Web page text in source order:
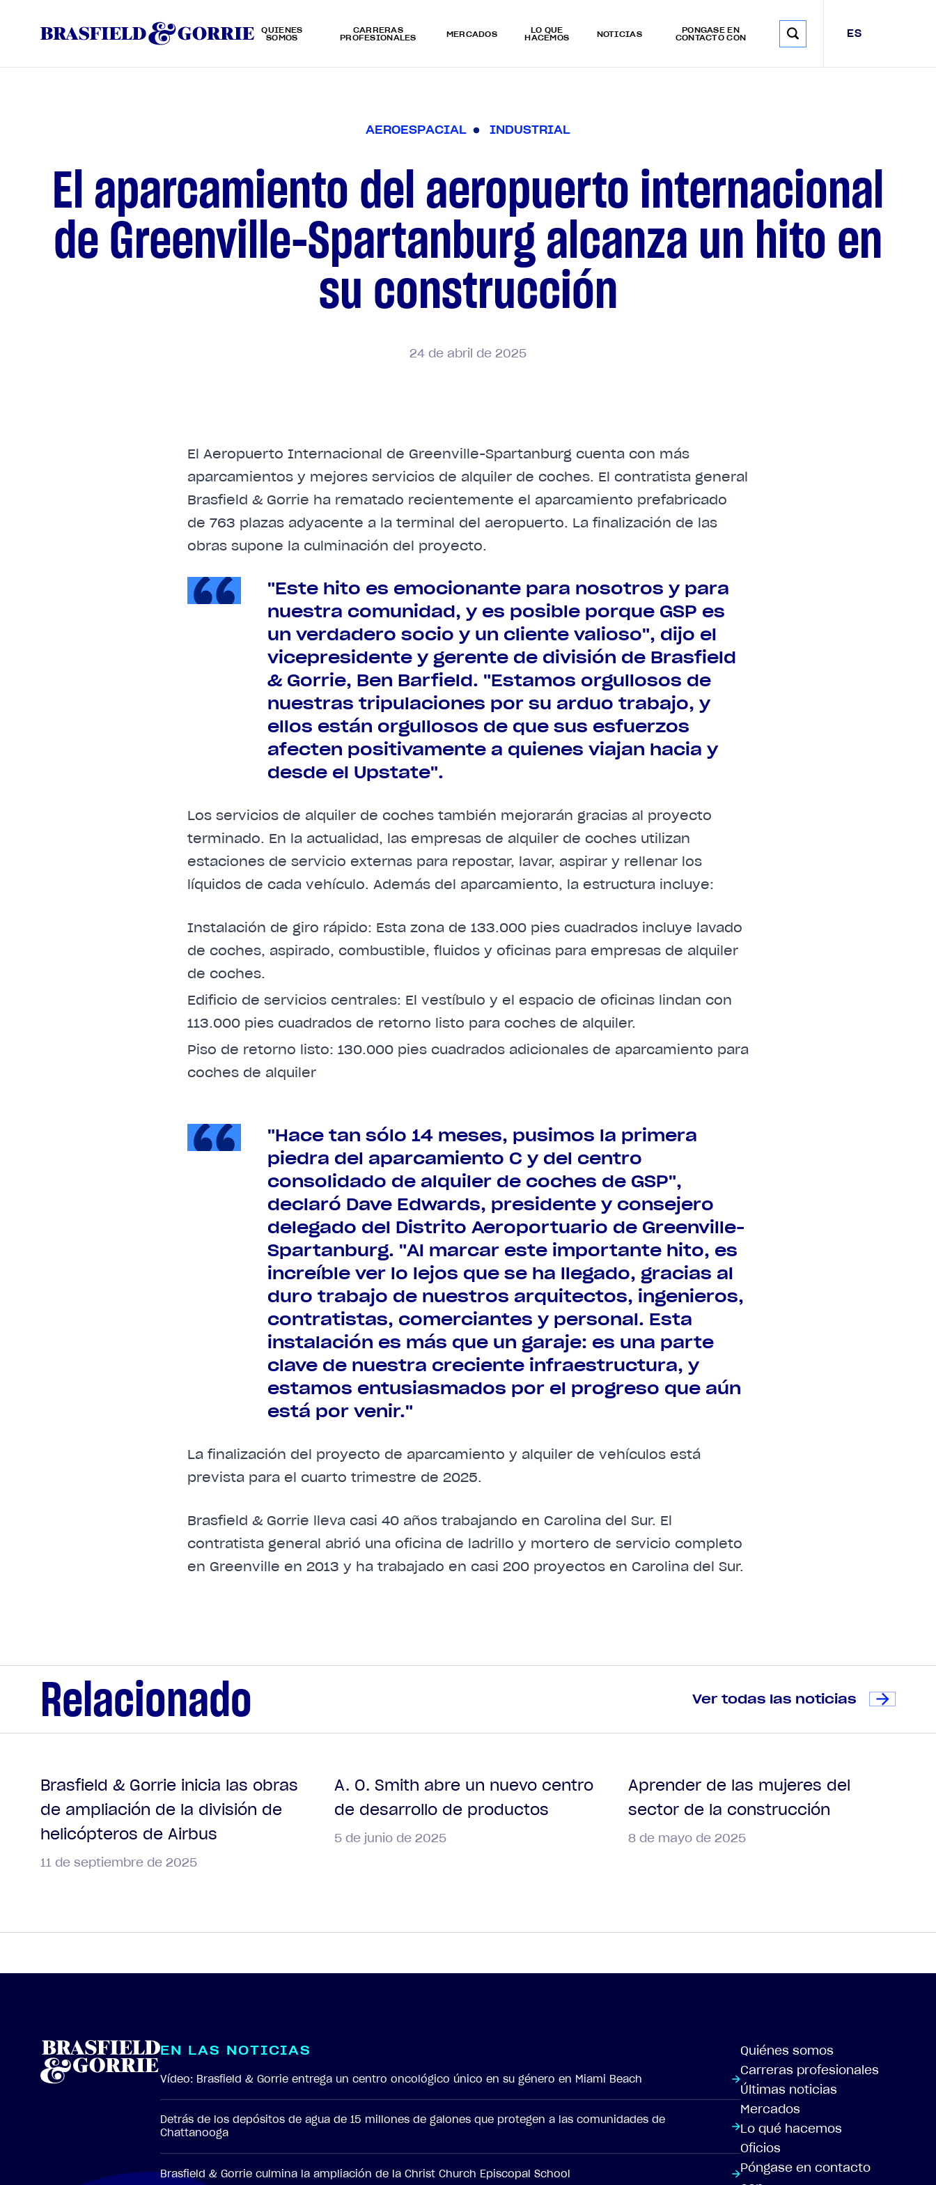
QUIÉNES
SOMOS
CARRERAS
PROFESIONALES MERCADOS LO QUÉ
HACEMOS NOTICIAS PÓNGASE EN
CONTACTO CON ES
AEROESPACIAL INDUSTRIAL
El aparcamiento del aeropuerto internacional
de Greenville-Spartanburg alcanza un hito en
su construcción
24 de abril de 2025
El Aeropuerto Internacional de Greenville-Spartanburg cuenta con más
aparcamientos y mejores servicios de alquiler de coches. El contratista general
Brasfield & Gorrie ha rematado recientemente el aparcamiento prefabricado
de 763 plazas adyacente a la terminal del aeropuerto. La finalización de las
obras supone la culminación del proyecto.
"Este hito es emocionante para nosotros y para
nuestra comunidad, y es posible porque GSP es
un verdadero socio y un cliente valioso", dijo el
vicepresidente y gerente de división de Brasfield
& Gorrie, Ben Barfield. "Estamos orgullosos de
nuestras tripulaciones por su arduo trabajo, y
ellos están orgullosos de que sus esfuerzos
afecten positivamente a quienes viajan hacia y
desde el Upstate".
Los servicios de alquiler de coches también mejorarán gracias al proyecto
terminado. En la actualidad, las empresas de alquiler de coches utilizan
estaciones de servicio externas para repostar, lavar, aspirar y rellenar los
líquidos de cada vehículo. Además del aparcamiento, la estructura incluye:
Instalación de giro rápido: Esta zona de 133.000 pies cuadrados incluye lavado
de coches, aspirado, combustible, fluidos y oficinas para empresas de alquiler
de coches.
Edificio de servicios centrales: El vestíbulo y el espacio de oficinas lindan con
113.000 pies cuadrados de retorno listo para coches de alquiler.
Piso de retorno listo: 130.000 pies cuadrados adicionales de aparcamiento para
coches de alquiler
"Hace tan sólo 14 meses, pusimos la primera
piedra del aparcamiento C y del centro
consolidado de alquiler de coches de GSP",
declaró Dave Edwards, presidente y consejero
delegado del Distrito Aeroportuario de Greenville-
Spartanburg. "Al marcar este importante hito, es
increíble ver lo lejos que se ha llegado, gracias al
duro trabajo de nuestros arquitectos, ingenieros,
contratistas, comerciantes y personal. Esta
instalación es más que un garaje: es una parte
clave de nuestra creciente infraestructura, y
estamos entusiasmados por el progreso que aún
está por venir."
La finalización del proyecto de aparcamiento y alquiler de vehículos está
prevista para el cuarto trimestre de 2025.
Brasfield & Gorrie lleva casi 40 años trabajando en Carolina del Sur. El
contratista general abrió una oficina de ladrillo y mortero de servicio completo
en Greenville en 2013 y ha trabajado en casi 200 proyectos en Carolina del Sur.
Relacionado Ver todas las noticias
Brasfield & Gorrie inicia las obras
de ampliación de la división de
helicópteros de Airbus
11 de septiembre de 2025
A. O. Smith abre un nuevo centro
de desarrollo de productos
5 de junio de 2025
Aprender de las mujeres del
sector de la construcción
8 de mayo de 2025
EN LAS NOTICIAS
Vídeo: Brasfield & Gorrie entrega un centro oncológico único en su género en Miami Beach
Detrás de los depósitos de agua de 15 millones de galones que protegen a las comunidades de
Chattanooga
Brasfield & Gorrie culmina la ampliación de la Christ Church Episcopal School
Quiénes somos
Carreras profesionales
Últimas noticias
Mercados
Lo qué hacemos
Oficios
Póngase en contacto